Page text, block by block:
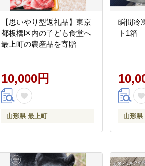
【思いやり型返礼品】東京
都板橋区内の子ども食堂へ
最上町の農産品を寄贈
10,000円
山形県 最上町
瞬間冷
ト1箱
山形県